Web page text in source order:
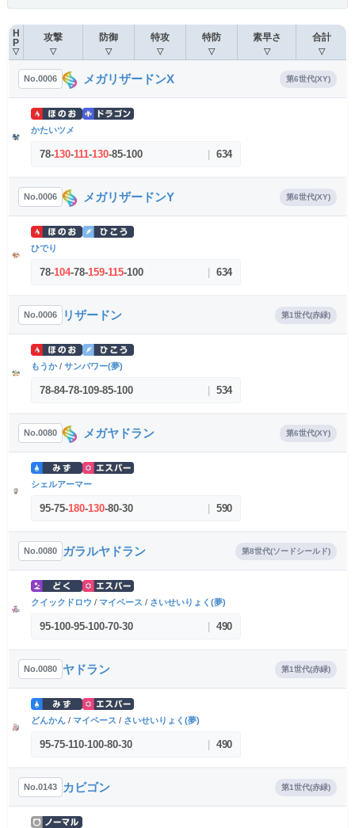
H
P
▽
攻撃
▽
防御
▽
特攻
▽
特防
▽
素早さ
▽
合計
▽
No.0006 メガリザードンX 第6世代(XY)
かたいツメ
78-130-111-130-85-100 634
No.0006 メガリザードンY 第6世代(XY)
ひでり
78-104-78-159-115-100 634
No.0006 リザードン 第1世代(赤緑)
もうか/ サンパワー(夢)
78-84-78-109-85-100 534
No.0080 メガヤドラン 第6世代(XY)
シェルアーマー
95-75-180-130-80-30 590
No.0080 ガラルヤドラン 第8世代(ソードシールド)
クイックドロウ / マイペース / さいせいりょく(夢)
95-100-95-100-70-30 490
No.0080 ヤドラン 第1世代(赤緑)
どんかん / マイペース / さいせいりょく(夢)
95-75-110-100-80-30 490
No.0143 カビゴン 第1世代(赤緑)